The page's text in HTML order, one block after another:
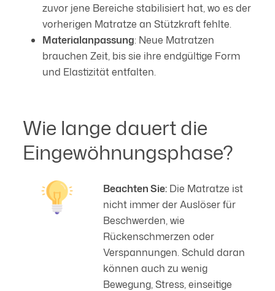
zuvor jene Bereiche stabilisiert hat, wo es der
vorherigen Matratze an Stützkraft fehlte.
Materialanpassung: Neue Matratzen
brauchen Zeit, bis sie ihre endgültige Form
und Elastizität entfalten.
Wie lange dauert die
Eingewöhnungsphase?
Beachten Sie: Die Matratze ist
nicht immer der Auslöser für
Beschwerden, wie
Rückenschmerzen oder
Verspannungen. Schuld daran
können auch zu wenig
Bewegung, Stress, einseitige